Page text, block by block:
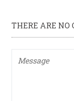
THERE ARE NO